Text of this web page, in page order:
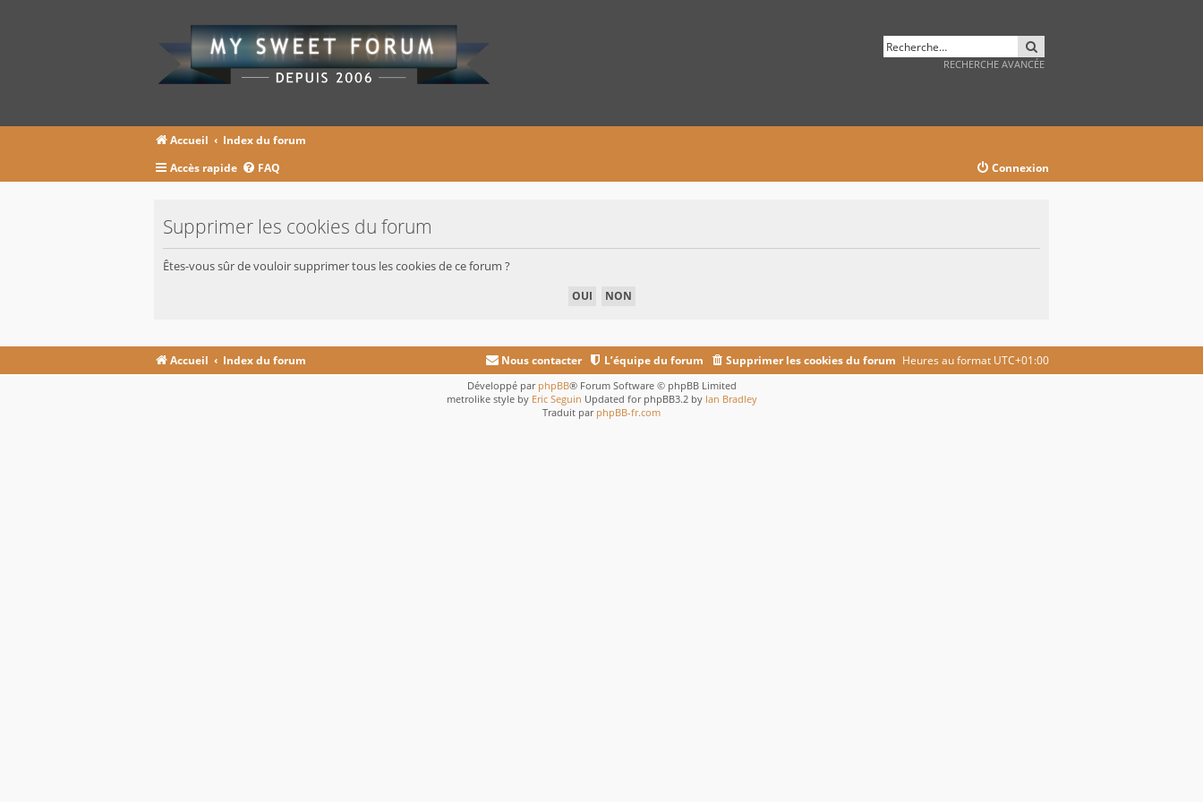
RECHERCHE AVANCÉE
Accueil
Index du forum
Accès rapide
FAQ Connexion
Supprimer les cookies du forum
Êtes-vous sûr de vouloir supprimer tous les cookies de ce forum ?
Accueil Index du forum Heures au format UTC+01:00
Supprimer les cookies du forum
L’équipe du forum
Nous contacter
Développé par phpBB® Forum Software © phpBB Limited
metrolike style by Eric Seguin Updated for phpBB3.2 by Ian Bradley
Traduit par phpBB-fr.com